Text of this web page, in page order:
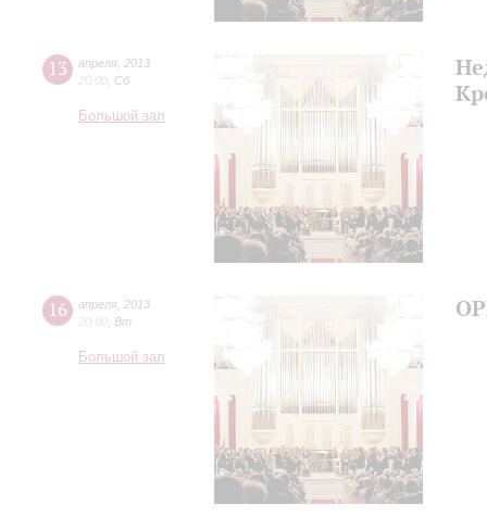
13 апреля 2013
20:00 Сб
Большой зал
16 апреля 2013
20:00 Вт
Большой зал